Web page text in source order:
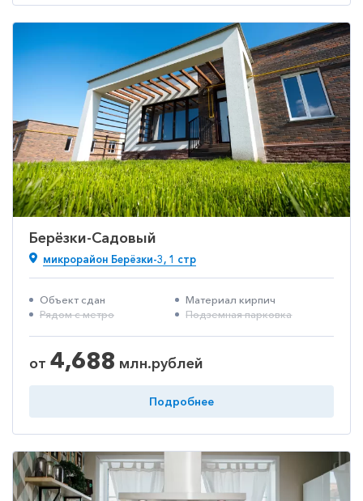
Берёзки-Садовый
​микрорайон Берёзки-3, 1 стр
Объект сдан
Материал кирпич
Рядом с метро
Подземная парковка
от 4,688 млн.рублей
Подробнее